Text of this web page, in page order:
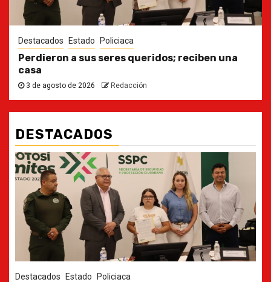
Destacados Estado Policiaca
Perdieron a sus seres queridos; reciben una
casa
3 de agosto de 2026 Redacción
DESTACADOS
Destacados Estado